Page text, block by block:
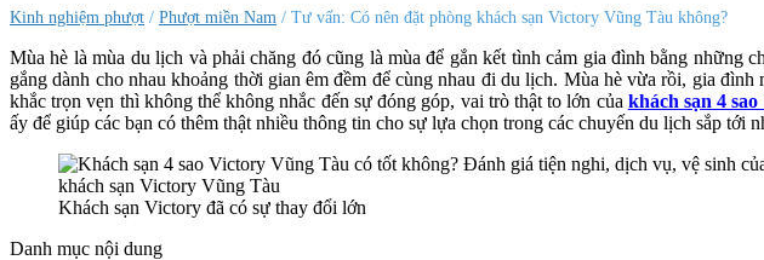
Kinh nghiệm phượt / Phượt miền Nam / Tư vấn: Có nên đặt phòng khách sạn Victory Vũng Tàu không?
Mùa hè là mùa du lịch và phải chăng đó cũng là mùa để gắn kết tình cảm gia đình bằng
gắng dành cho nhau khoảng thời gian êm đềm để cùng nhau đi du lịch. Mùa hè vừa rồi, gia
khắc trọn vẹn thì không thể không nhắc đến sự đóng góp, vai trò thật to lớn của khách sạn 4
ấy để giúp các bạn có thêm thật nhiều thông tin cho sự lựa chọn trong các chuyến du lịch sắp tới
Khách sạn Victory đã có sự thay đổi lớn
Danh mục nội dung